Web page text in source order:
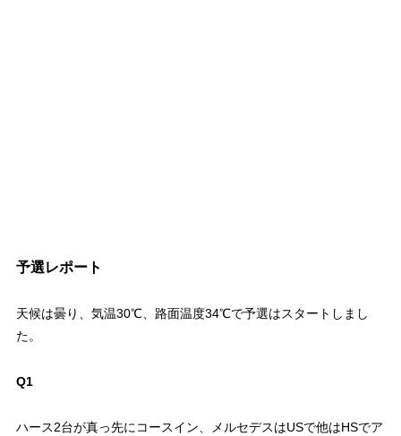
予選レポート
天候は曇り、気温30℃、路面温度34℃で予選はスタートしまし
た。
Q1
ハース2台が真っ先にコースイン、メルセデスはUSで他はHSでア